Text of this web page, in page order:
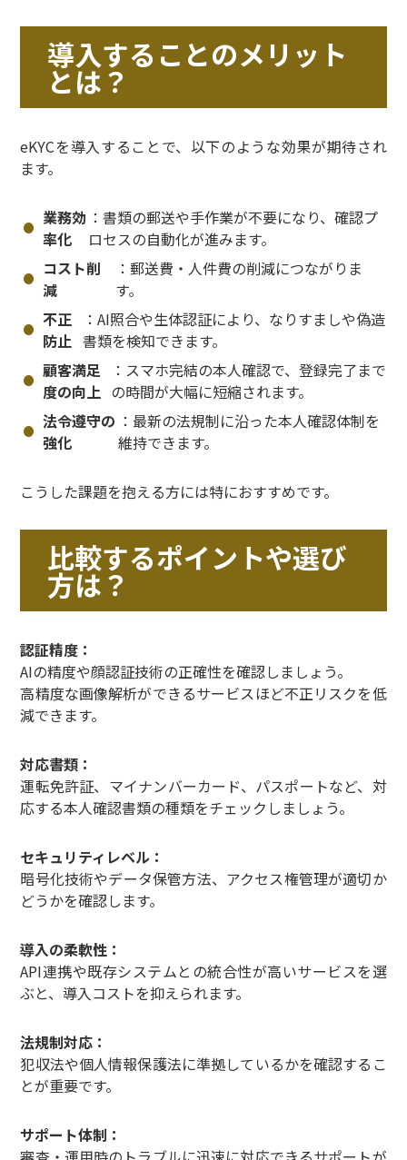
導入することのメリット
とは？
eKYCを導入することで、以下のような効果が期待され
ます。
業務効
率化
：書類の郵送や手作業が不要になり、確認プ
ロセスの自動化が進みます。
コスト削
減
：郵送費・人件費の削減につながりま
す。
不正
防止
：AI照合や生体認証により、なりすましや偽造
書類を検知できます。
顧客満足
度の向上
：スマホ完結の本人確認で、登録完了まで
の時間が大幅に短縮されます。
法令遵守の
強化
：最新の法規制に沿った本人確認体制を
維持できます。
こうした課題を抱える方には特におすすめです。
比較するポイントや選び
方は？
認証精度：
AIの精度や顔認証技術の正確性を確認しましょう。
高精度な画像解析ができるサービスほど不正リスクを低
減できます。
対応書類：
運転免許証、マイナンバーカード、パスポートなど、対
応する本人確認書類の種類をチェックしましょう。
セキュリティレベル：
暗号化技術やデータ保管方法、アクセス権管理が適切か
どうかを確認します。
導入の柔軟性：
API連携や既存システムとの統合性が高いサービスを選
ぶと、導入コストを抑えられます。
法規制対応：
犯収法や個人情報保護法に準拠しているかを確認するこ
とが重要です。
サポート体制：